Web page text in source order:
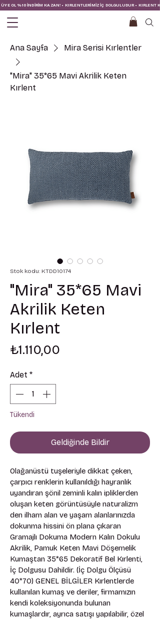
ÜYE OL %10 İNDİRİM KAZAN! • KIRLENTLERİMİZ İÇ DOLGULUDUR •
Ana Sayfa Mira Serisi Kırlentler
"Mira" 35*65 Mavi Akrilik Keten
Kırlent
Stok kodu: KTDD10174
"Mira" 35*65 Mavi
Akrilik Keten
Kırlent
₺1.110,00
Adet *
Tükendi
Geldiğinde Bildir
Olağanüstü tuşeleriyle dikkat çeken,
çarpıcı renklerin kullanıldığı hayranlık
uyandıran şönil zeminli kalın ipliklerden
oluşan keten görüntüsüyle naturalizm
den ilham alan ve yaşam alanlarınızda
dokunma hissini ön plana çıkaran
Gramajlı Dokuma Modern Kalın Dokulu
Akrilik, Pamuk Keten Mavi Döşemelik
Kumaştan 35*65 Dekoratif Bel Kırlenti,
İç Dolgusu Dahildir. (İç Dolgu Ölçüsü
40*70) GENEL BİLGİLER Kırlentlerde
kullanılan kumaş ve deriler, firmamızın
kendi koleksiyonunda bulunan
kumaşlardır, ayrıca satışı yapılabilir, özel